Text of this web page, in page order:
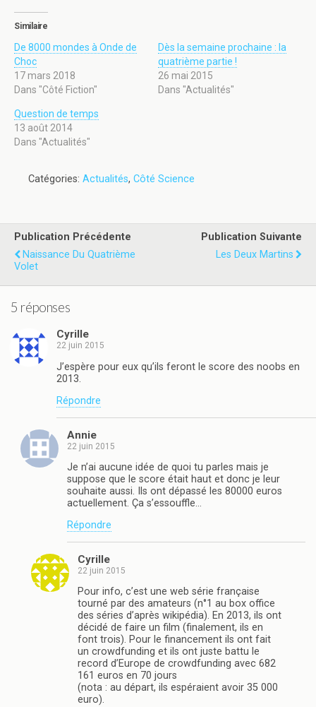
Similaire
De 8000 mondes à Onde de
Choc
17 mars 2018
Dans "Côté Fiction"
Dès la semaine prochaine : la
quatrième partie !
26 mai 2015
Dans "Actualités"
Question de temps
13 août 2014
Dans "Actualités"
Catégories: Actualités, Côté Science
Publication Précédente
Naissance Du Quatrième
Volet
Publication Suivante
Les Deux Martins
5 réponses
Cyrille
22 juin 2015
J’espère pour eux qu’ils feront le score des noobs en
2013.
Répondre
Annie
22 juin 2015
Je n’ai aucune idée de quoi tu parles mais je
suppose que le score était haut et donc je leur
souhaite aussi. Ils ont dépassé les 80000 euros
actuellement. Ça s’essouffle…
Répondre
Cyrille
22 juin 2015
Pour info, c’est une web série française
tourné par des amateurs (n°1 au box office
des séries d’après wikipédia). En 2013, ils ont
décidé de faire un film (finalement, ils en
font trois). Pour le financement ils ont fait
un crowdfunding et ils ont juste battu le
record d’Europe de crowdfunding avec 682
161 euros en 70 jours
(nota : au départ, ils espéraient avoir 35 000
euro).